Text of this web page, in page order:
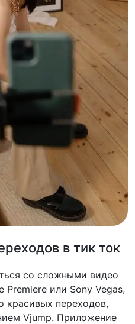
в тик ток
со сложными видео
или Sony Vegas,
красивых переходов,
Vjump. Приложение